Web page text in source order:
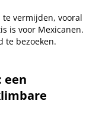
te vermijden, vooral
is voor Mexicanen.
te bezoeken.
een